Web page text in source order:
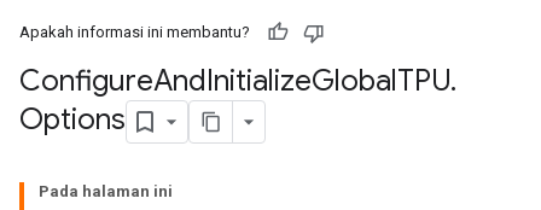
Apakah informasi ini membantu?
ConfigureAndInitializeGlobalTPU.
Options
Pada halaman ini